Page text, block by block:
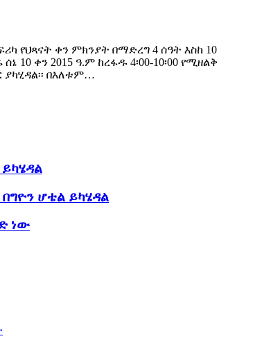
የህጻናት ቀን ምክንያት በማድረግ 4 ሰዓት እስከ 10
10 ቀን 2015 ዓ.ም ከረፋዱ 4፡00-10፡00 የሚዘልቅ
ያካሂዳል፡፡ በእለቱም…
ሆቴል ይካሄዳል
ነው